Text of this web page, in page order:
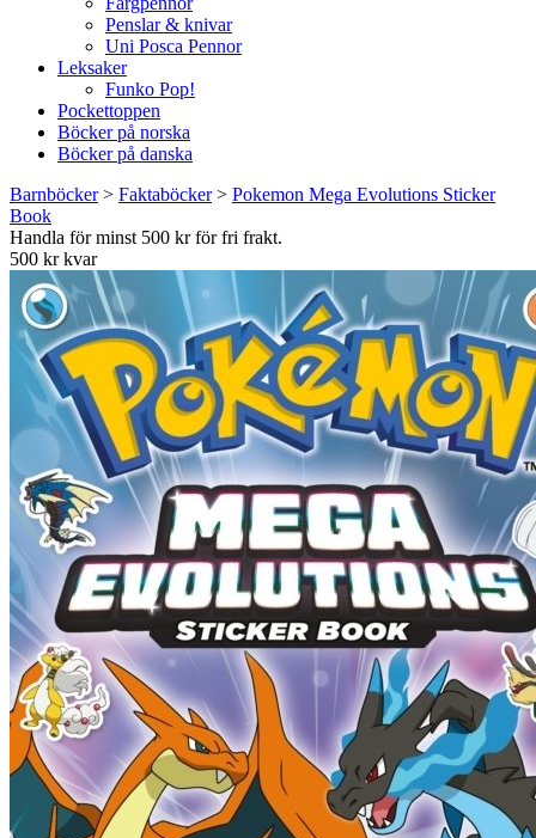
Penslar & knivar
Uni Posca Pennor
Leksaker
Funko Pop!
Pockettoppen
Böcker på norska
Böcker på danska
Barnböcker> Faktaböcker> Pokemon Mega Evolutions Sticker
Book
Handla för minst 500 kr för fri frakt.
500 kr kvar